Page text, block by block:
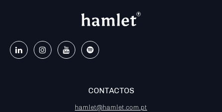
CONTACTOS
hamlet@hamlet.com.pt